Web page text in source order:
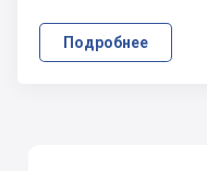
Подробнее